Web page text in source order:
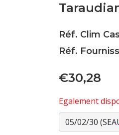
Réf. Clim
Réf.
€30,28
Egalement